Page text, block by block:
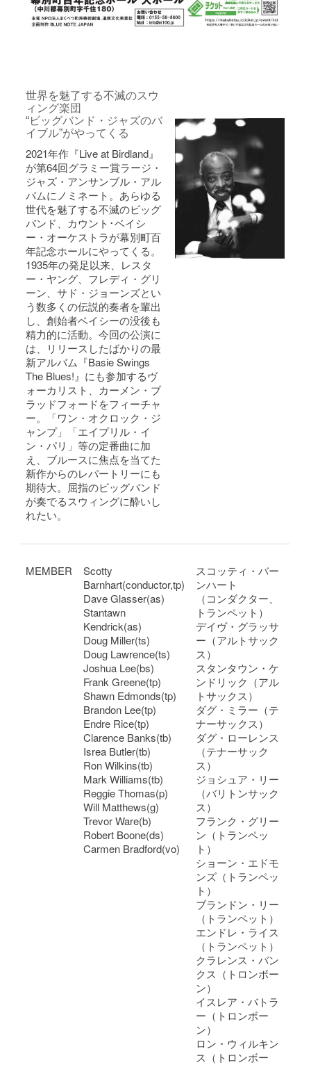
世界を魅了する不滅のスウ
ィング楽団
“ビッグバンド・ジャズのバ
イブル”がやってくる
2021年作『Live at Birdland』
が第64回グラミー賞ラージ・
ジャズ・アンサンブル・アル
バムにノミネート。あらゆる
世代を魅了する不滅のビッグ
バンド、カウント･ベイシ
ー・オーケストラが幕別町百
年記念ホールにやってくる。
1935年の発足以来、レスタ
ー・ヤング、フレディ・グリ
ーン、サド・ジョーンズとい
う数多くの伝説的奏者を輩出
し、創始者ベイシーの没後も
精力的に活動。今回の公演に
は、リリースしたばかりの最
新アルバム『Basie Swings
The Blues!』にも参加するヴ
ォーカリスト、カーメン・ブ
ラッドフォードをフィーチャ
ー。「ワン・オクロック・ジ
ャンプ」「エイプリル・イ
ン・パリ」等の定番曲に加
え、ブルースに焦点を当てた
新作からのレパートリーにも
期待大。屈指のビッグバンド
が奏でるスウィングに酔いし
れたい。
MEMBER
Scotty
Barnhart(conductor,tp)
Dave Glasser(as)
Stantawn
Kendrick(as)
Doug Miller(ts)
Doug Lawrence(ts)
Joshua Lee(bs)
Frank Greene(tp)
Shawn Edmonds(tp)
Brandon Lee(tp)
Endre Rice(tp)
Clarence Banks(tb)
Isrea Butler(tb)
Ron Wilkins(tb)
Mark Williams(tb)
Reggie Thomas(p)
Will Matthews(g)
Trevor Ware(b)
Robert Boone(ds)
Carmen Bradford(vo)
スコッティ・バー
ンハート
（コンダクター、
トランペット）
デイヴ・グラッサ
ー（アルトサック
ス）
スタンタウン・ケ
ンドリック（アル
トサックス）
ダグ・ミラー（テ
ナーサックス）
ダグ・ローレンス
（テナーサック
ス）
ジョシュア・リー
（バリトンサック
ス）
フランク・グリー
ン（トランペッ
ト）
ショーン・エドモ
ンズ（トランペッ
ト）
ブランドン・リー
（トランペット）
エンドレ・ライス
（トランペット）
クラレンス・バン
クス（トロンボー
ン）
イスレア・バトラ
ー（トロンボー
ン）
ロン・ウィルキン
ス（トロンボー